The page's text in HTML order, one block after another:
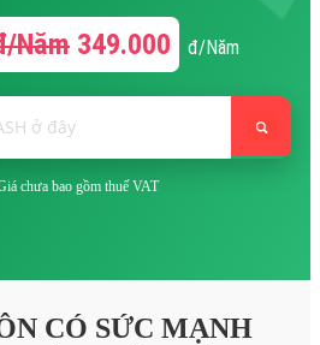
Năm 349.000 đ/Năm
chưa bao gồm thuế VAT
CÓ SỨC MẠNH